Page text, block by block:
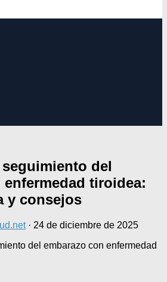
del
enfermedad tiroidea:
y consejos
· 24 de diciembre de 2025